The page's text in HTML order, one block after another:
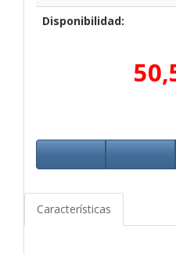
Disponibilidad:
Características